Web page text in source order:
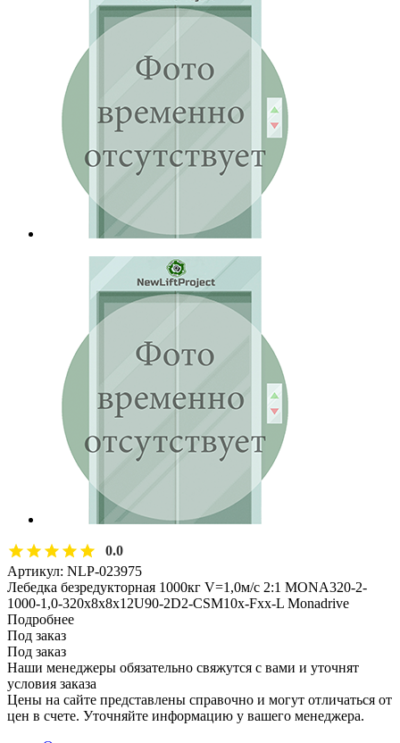
0.0
Артикул: NLP-023975
Лебедка безредукторная 1000кг V=1,0м/с 2:1 MONA320-2-
1000-1,0-320x8x8x12U90-2D2-CSM10х-Fхх-L Monadrive
Подробнее
Под заказ
Под заказ
Наши менеджеры обязательно свяжутся с вами и уточнят
условия заказа
Цены на сайте представлены справочно и могут отличаться от
цен в счете. Уточняйте информацию у вашего менеджера.